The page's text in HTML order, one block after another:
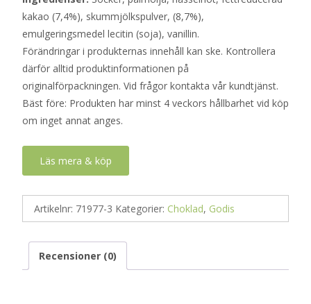
kakao (7,4%), skummjölkspulver, (8,7%),
emulgeringsmedel lecitin (soja), vanillin.
Förändringar i produkternas innehåll kan ske. Kontrollera
därför alltid produktinformationen på
originalförpackningen. Vid frågor kontakta vår kundtjänst.
Bäst före: Produkten har minst 4 veckors hållbarhet vid köp
om inget annat anges.
Läs mera & köp
Artikelnr: 71977-3 Kategorier: Choklad, Godis
Recensioner (0)